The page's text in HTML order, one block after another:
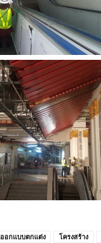
ออกแบบตกแต่ง โครงสร้าง